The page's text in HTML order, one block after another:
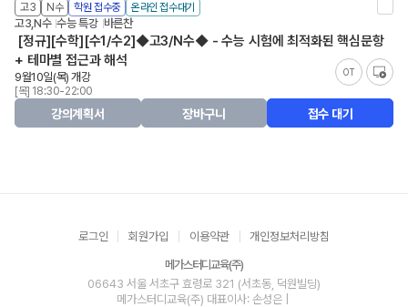
고3 N수 학원 접수중 온라인 접수대기
고3,N수 수능 특강 바른찬
[정규][수학][수1/수2]◆고3/N수◆ - 수능 시험에 최적화된 핵심문항
+ 테마별 접근과 해석
OT
9월10일(목) 개강
[목] 18:30-22:00
강의계획서 장바구니 접수 대기
로그인 회원가입 이용약관 개인정보처리방침
메가스터디교육(주)
06643 서울 서초구 효령로 321 (서초동, 덕원빌딩)
메가스터디교육(주) 대표이사: 손성은 |